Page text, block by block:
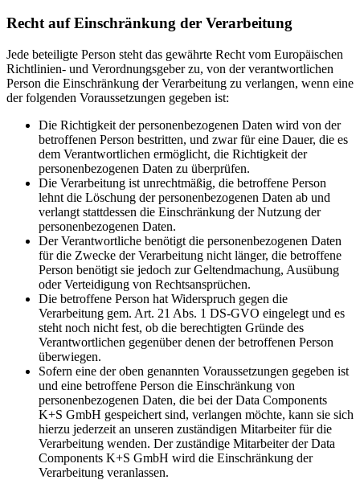
Recht auf Einschränkung der Verarbeitung
Jede beteiligte Person steht das gewährte Recht vom Europäischen
Richtlinien- und Verordnungsgeber zu, von der verantwortlichen
Person die Einschränkung der Verarbeitung zu verlangen, wenn eine
der folgenden Voraussetzungen gegeben ist:
Die Richtigkeit der personenbezogenen Daten wird von der
betroffenen Person bestritten, und zwar für eine Dauer, die es
dem Verantwortlichen ermöglicht, die Richtigkeit der
personenbezogenen Daten zu überprüfen.
Die Verarbeitung ist unrechtmäßig, die betroffene Person
lehnt die Löschung der personenbezogenen Daten ab und
verlangt stattdessen die Einschränkung der Nutzung der
personenbezogenen Daten.
Der Verantwortliche benötigt die personenbezogenen Daten
für die Zwecke der Verarbeitung nicht länger, die betroffene
Person benötigt sie jedoch zur Geltendmachung, Ausübung
oder Verteidigung von Rechtsansprüchen.
Die betroffene Person hat Widerspruch gegen die
Verarbeitung gem. Art. 21 Abs. 1 DS-GVO eingelegt und es
steht noch nicht fest, ob die berechtigten Gründe des
Verantwortlichen gegenüber denen der betroffenen Person
überwiegen.
Sofern eine der oben genannten Voraussetzungen gegeben ist
und eine betroffene Person die Einschränkung von
personenbezogenen Daten, die bei der Data Components
K+S GmbH gespeichert sind, verlangen möchte, kann sie sich
hierzu jederzeit an unseren zuständigen Mitarbeiter für die
Verarbeitung wenden. Der zuständige Mitarbeiter der Data
Components K+S GmbH wird die Einschränkung der
Verarbeitung veranlassen.